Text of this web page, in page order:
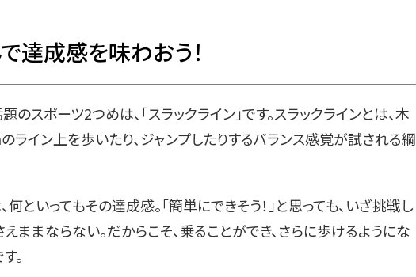
達成感を味わおう！
スポーツ2つめは、「スラックライン」です。スラックラインとは、木
ライン上を歩いたり、ジャンプしたりするバランス感覚が試される綱
といってもその達成感。「簡単にできそう！」と思っても、いざ挑戦し
ままならない。だからこそ、乗ることができ、さらに歩けるようにな
。